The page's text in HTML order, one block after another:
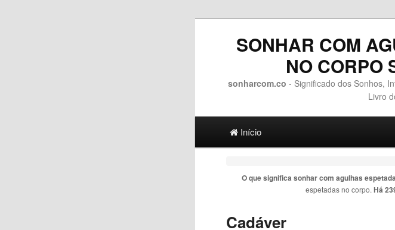
SONHAR COM
NO CORPO
sonharcom.co - Significado dos Sonhos,
Livro
Ir para o conteúdo principal
Ir para o conteúdo secundário
Início
O que significa sonhar com agulhas
espetadas no corpo.Há
Cadáver